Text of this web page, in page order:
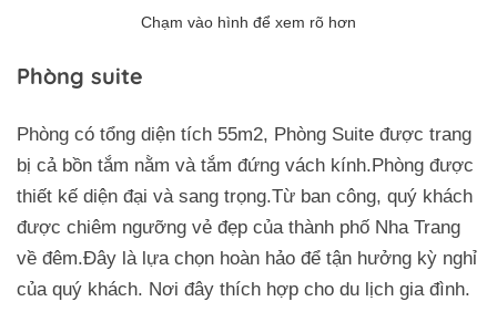
Phòng suite
Phòng có tổng diện tích 55m2, Phòng Suite được trang
bị cả bồn tắm nằm và tắm đứng vách kính.Phòng được
thiết kế diện đại và sang trọng.Từ ban công, quý khách
được chiêm ngưỡng vẻ đẹp của thành phố Nha Trang
về đêm.Đây là lựa chọn hoàn hảo để tận hưởng kỳ nghỉ
của quý khách. Nơi đây thích hợp cho du lịch gia đình.